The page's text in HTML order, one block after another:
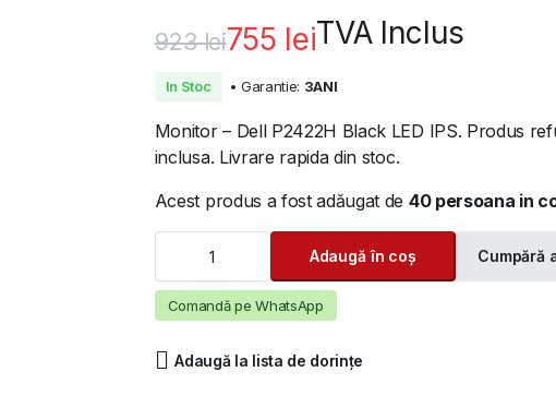
923lei
Prețul
inițial
a
fost:
923 lei.
755 lei
Prețul
curent
este:
755 lei.
TVA Inclus
In Stoc • Garantie: 3ANI
Monitor – Dell P2422H Black LED IPS. Produs
inclusa. Livrare rapida din stoc.
Acest produs a fost adăugat de 40 persoana in
Dell
P2422H
Black
IPS
Adaugă în coș Cumpără
Comandă pe WhatsApp
Adaugă la lista de dorințe